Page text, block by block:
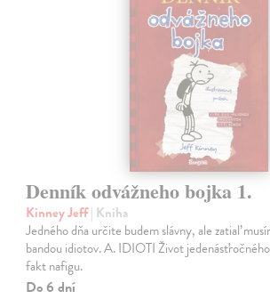
Denník odvážneho bojka 1.
Kinney Jeff| Kniha
Jedného dňa určite budem slávny, ale zatiaľ
bandou idiotov. A. IDIOTI Život
fakt nafigu.
Do 6 dní